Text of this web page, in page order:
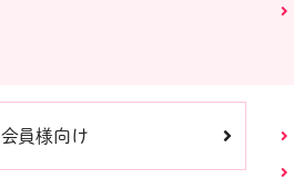
会員様向け